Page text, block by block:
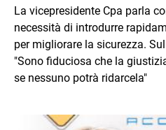
La vicepresidente Cpa parla
necessità di introdurre
per migliorare la sicurezza.
"Sono fiduciosa che la
se nessuno potrà ridarcela"
Immagine